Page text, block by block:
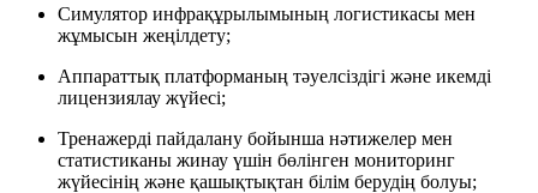
Симулятор инфрақұрылымының логистикасы мен
жұмысын жеңілдету;
Аппараттық платформаның тәуелсіздігі және икемді
лицензиялау жүйесі;
Тренажерді пайдалану бойынша нәтижелер мен
статистиканы жинау үшін бөлінген мониторинг
жүйесінің және қашықтықтан білім берудің болуы;